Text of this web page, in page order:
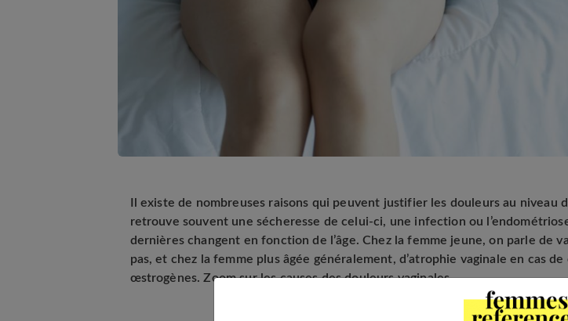
Il existe de nombreuses raisons qui peuvent justifier les douleurs au niveau
retrouve souvent une sécheresse de celui-ci, une infection ou
dernières changent en fonction de l’âge. Chez la femme jeune, on parle de
pas, et chez la femme plus âgée généralement, d’atrophie vaginale en cas
œstrogènes. Zoom sur les causes des douleurs vaginales.